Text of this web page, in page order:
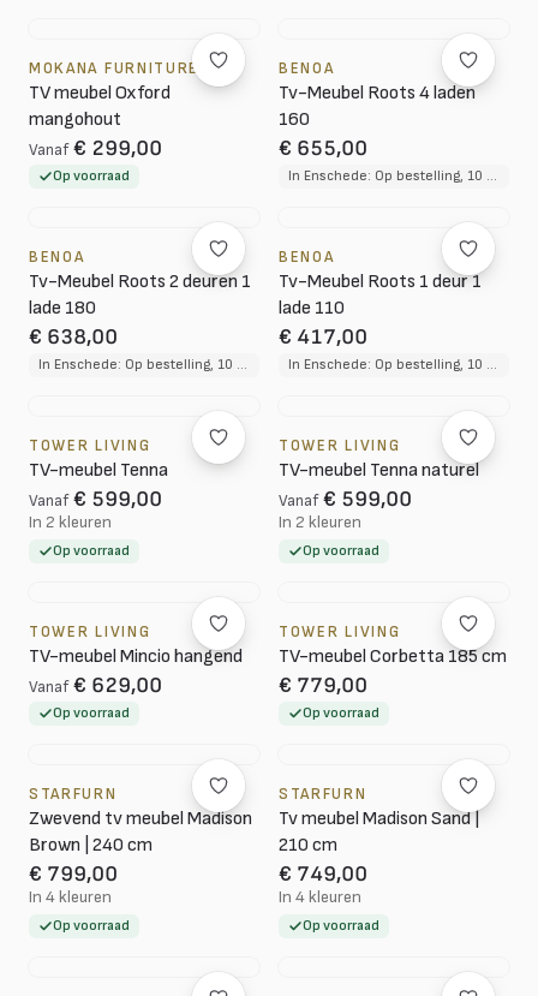
MOKANA FURNITURE
TV meubel Oxford
mangohout
Vanaf € 299,00
Op voorraad
BENOA
Tv-Meubel Roots 4 laden
160
€ 655,00
In Enschede: Op bestelling, 10 tot 12 weken levertijd
BENOA
Tv-Meubel Roots 2 deuren 1
lade 180
€ 638,00
In Enschede: Op bestelling, 10 tot 12 weken levertijd
BENOA
Tv-Meubel Roots 1 deur 1
lade 110
€ 417,00
In Enschede: Op bestelling, 10 tot 12 weken levertijd
TOWER LIVING
TV-meubel Tenna
Vanaf € 599,00
In 2 kleuren
Op voorraad
TOWER LIVING
TV-meubel Tenna naturel
Vanaf € 599,00
In 2 kleuren
Op voorraad
TOWER LIVING
TV-meubel Mincio hangend
Vanaf € 629,00
Op voorraad
TOWER LIVING
TV-meubel Corbetta 185 cm
€ 779,00
Op voorraad
STARFURN
Zwevend tv meubel Madison
Brown | 240 cm
€ 799,00
In 4 kleuren
Op voorraad
STARFURN
Tv meubel Madison Sand |
210 cm
€ 749,00
In 4 kleuren
Op voorraad